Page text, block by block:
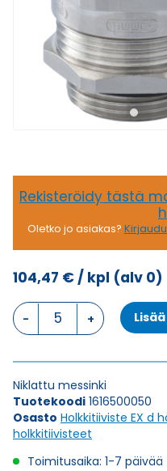
Rekisteröidy tästä
Oletko jo asiakas?
104,47 €/ kpl (alv 0)
HSK-
M-
Ex
50
x
1,5
HOLKKITIIVISTE
määrä
Niklattu messinki
Tuotekoodi 1616500050
Osasto Holkkitiiviste EX d
holkkitiivisteet
Toimitusaika: 1-7 päivää